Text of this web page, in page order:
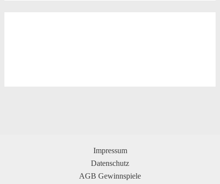
Impressum
Datenschutz
AGB Gewinnspiele